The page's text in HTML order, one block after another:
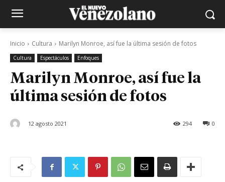
Inicio Cultura Marilyn Monroe, así fue la última sesión de fotos
Cultura Espectáculos Enfoques
Marilyn Monroe, así fue la
última sesión de fotos
12 agosto 2021 0
294